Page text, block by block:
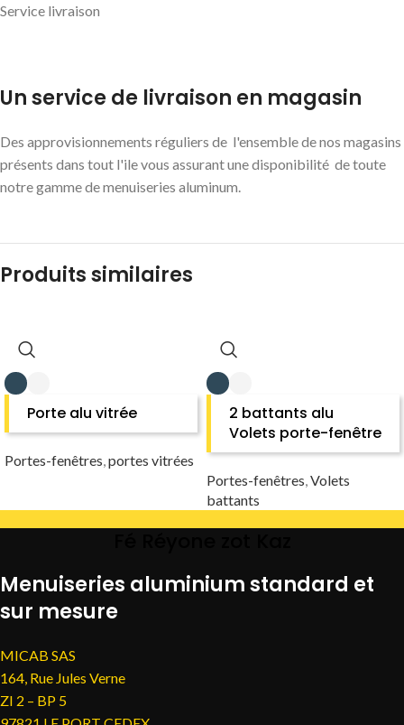
Service livraison
Un service de livraison en magasin
Des approvisionnements réguliers de l'ensemble de nos magasins
présents dans tout l'ile vous assurant une disponibilité de toute
notre gamme de menuiseries aluminum.
Produits similaires
Porte alu vitrée
Portes-fenêtres,portes vitrées
2 battants alu
Volets porte-fenêtre
Portes-fenêtres,Volets
battants
Menuiseries aluminium standard et
sur mesure
MICAB SAS
164, Rue Jules Verne
ZI 2 – BP 5